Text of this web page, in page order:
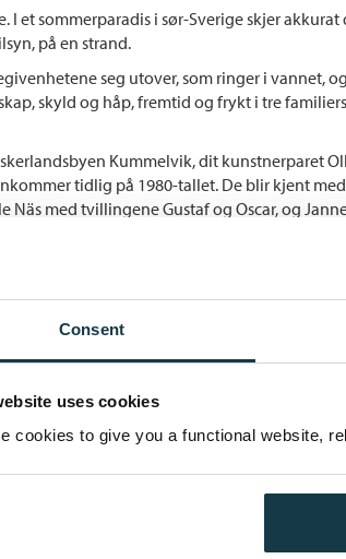
Consent
uses cookies
cookies to give you a functional website,
I et sommerparadis i sør-Sverige skjer akkurat
på en strand.
seg utover, som ringer i vannet, og
skyld og håp, fremtid og frykt i tre familiers
Kummelvik, dit kunstnerparet
tidlig på 1980-tallet. De blir kjent
Näs med tvillingene Gustaf og Oscar, og
Martin. Janne kommer fra en familie med
ferd med å forsvinne. Rosmarie har gått inn i
det lille samfunnet
og glir fra hverandre, lengter og lever med
Samfunnet endrer seg, motsetningene